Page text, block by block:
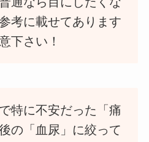
考に載せてあります
下さい！
特に不安だった「痛
の「血尿」に絞って